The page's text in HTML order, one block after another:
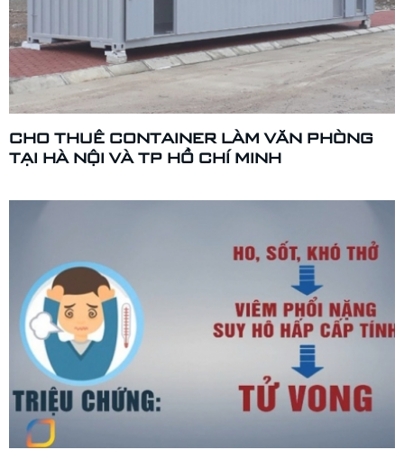
CHO THUÊ CONTAINER LÀM VĂN PHÒNG
TẠI HÀ NỘI VÀ TP HỒ CHÍ MINH